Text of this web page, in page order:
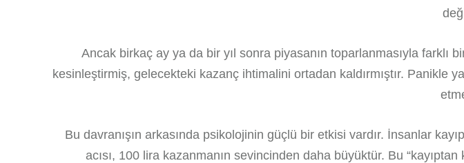
Ancak birkaç ay ya da bir yıl sonra piyasanın toparlanmasıyla farklı
kesinleştirmiş, gelecekteki kazanç ihtimalini ortadan kaldırmıştır. Panikle
Bu davranışın arkasında psikolojinin güçlü bir etkisi vardır. İnsanlar
acısı, 100 lira kazanmanın sevincinden daha büyüktür. Bu